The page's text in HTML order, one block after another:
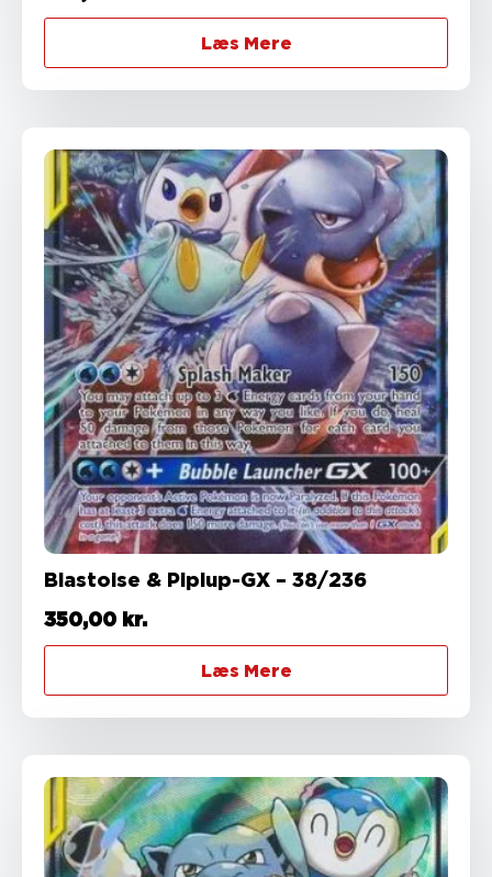
Læs Mere
Blastoise & Piplup-GX – 38/236
350,00 kr.
Læs Mere